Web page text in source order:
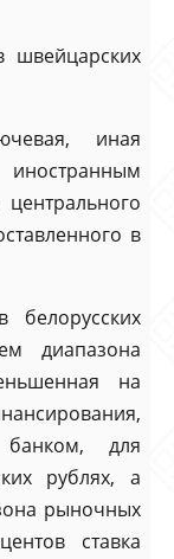
швейцарских
иная
в
белорусских
диапазона
на
банком, для
рублях, а
рыночных
ставка